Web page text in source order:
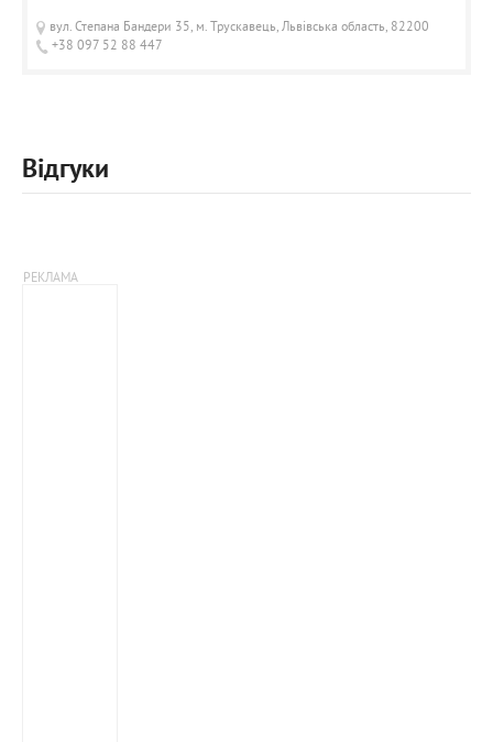
вул. Степана Бандери 35, м. Трускавець, Львівська область, 82200
+38 097 52 88 447
Відгуки